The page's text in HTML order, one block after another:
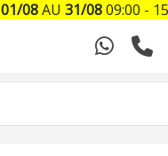
01/08AU 31/0809:00 -